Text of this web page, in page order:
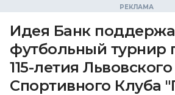
Идея Банк
футбольный турнир
115-летия Львовского
Спортивного Клуба